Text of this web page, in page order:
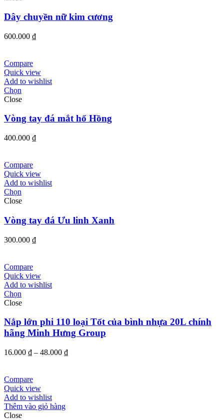
Dây chuyền nữ kim cương
600.000 ₫
Compare
Quick view
Add to wishlist
Chọn
Close
Vòng tay đá mắt hổ Hồng
400.000 ₫
Compare
Quick view
Add to wishlist
Chọn
Close
Vòng tay đá Ưu linh Xanh
300.000 ₫
Compare
Quick view
Add to wishlist
Chọn
Close
Nắp lớn phi 110 loại Tốt của bình nhựa 20L chính
hãng Minh Hưng Group
16.000 ₫ – 48.000 ₫Khoảng
Compare
Quick view
Add to wishlist
Thêm vào giỏ hàng
Close